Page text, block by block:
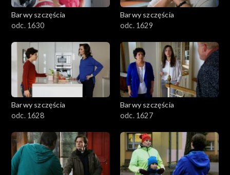
Barwy szczęścia
odc. 1630
Barwy szczęścia
odc. 1629
Barwy szczęścia
odc. 1628
Barwy szczęścia
odc. 1627